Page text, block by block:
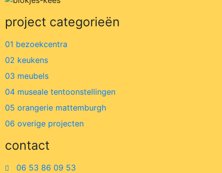
project categorieën
01 bezoekcentra
02 keukens
03 meubels
04 museale tentoonstellingen
05 orangerie mattemburgh
06 overige projecten
contact
06 53 86 09 53